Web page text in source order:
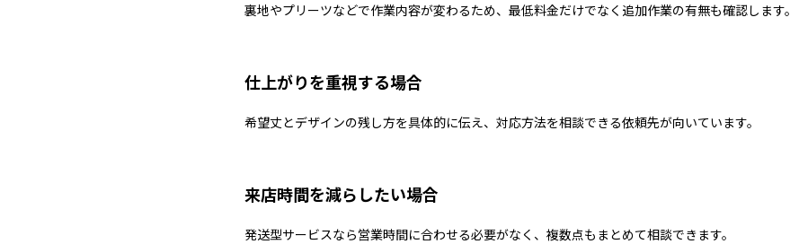
裏地やプリーツなどで作業内容が変わるため、最低料金だけでなく追加作業の有無も確認します。
仕上がりを重視する場合
希望丈とデザインの残し方を具体的に伝え、対応方法を相談できる依頼先が向いています。
来店時間を減らしたい場合
発送型サービスなら営業時間に合わせる必要がなく、複数点もまとめて相談できます。